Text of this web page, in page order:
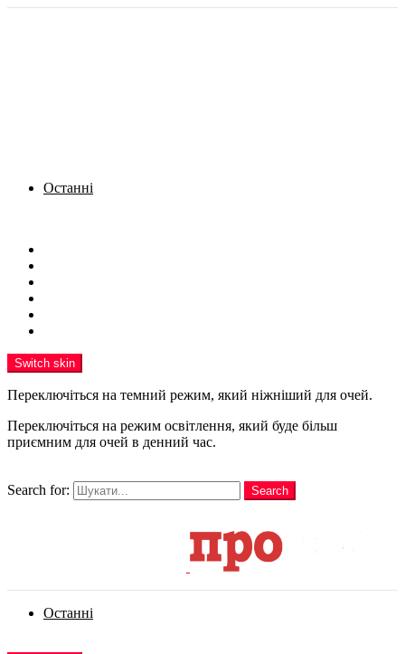
Останні
Switch skin
Переключіться на темний режим, який ніжніший для очей.
Переключіться на режим освітлення, який буде більш
приємним для очей в денний час.
Search for:
Search
Останні